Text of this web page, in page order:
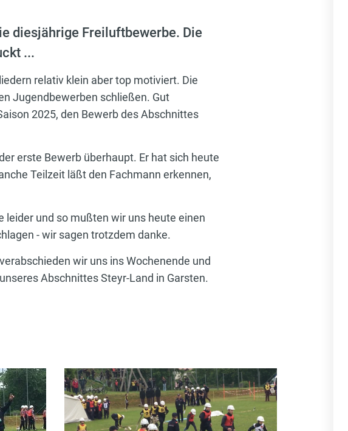
diesjährige Freiluftbewerbe. Die
...
relativ klein aber top motiviert. Die
Jugendbewerben schließen. Gut
2025, den Bewerb des Abschnittes
erste Bewerb überhaupt. Er hat sich heute
Teilzeit läßt den Fachmann erkennen,
und so mußten wir uns heute einen
- wir sagen trotzdem danke.
wir uns ins Wochenende und
Abschnittes Steyr-Land in Garsten.